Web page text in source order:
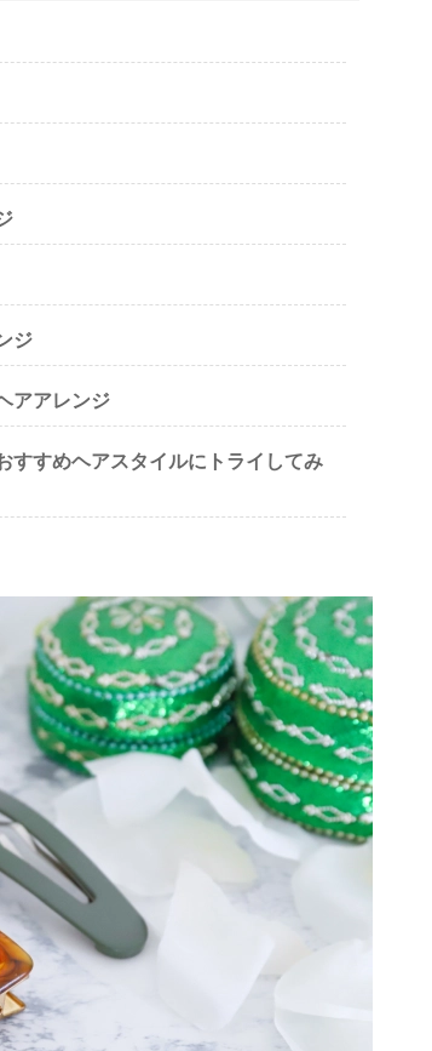
ジ
アアレンジ
すすめヘアスタイルにトライしてみ